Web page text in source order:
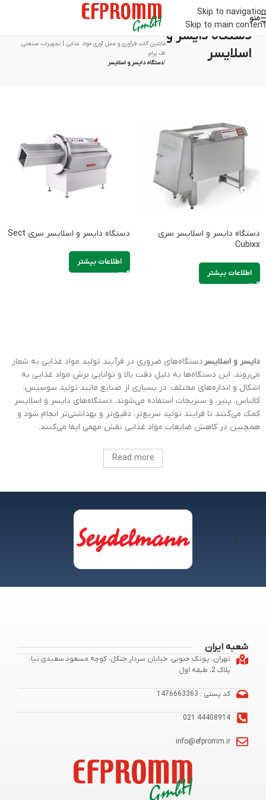
Skip to navigation
Skip to main content
منو
دستگاه دایسر و
اسلایسر
خانه/
ماشین آلات فرآوری و عمل آوری مواد غذایی | تجهیزات صنعتی
اف پرام
/دستگاه دایسر و اسلایسر
دستگاه دایسر و اسلایسر سری
Cubixx
اطلاعات بیشتر
دستگاه دایسر و اسلایسر سری Sect
اطلاعات بیشتر
دایسر و اسلایسردستگاه‌های ضروری در فرآیند تولید مواد غذایی به شمار
می‌روند. این دستگاه‌ها به دلیل دقت بالا و توانایی برش مواد غذایی به
اشکال و اندازه‌های مختلف، در بسیاری از صنایع مانند تولید سوسیس،
کالباس، پنیر، و سبزیجات استفاده می‌شوند. دستگاه‌های دایسر و اسلایسر
کمک می‌کنند تا فرایند تولید سریع‌تر، دقیق‌تر و بهداشتی‌تر انجام شود و
همچنین در کاهش ضایعات مواد غذایی نقش مهمی ایفا می‌کنند.
Read more
شعبه ایران
تهران، پونک جنوبی، خیابان سردار جنگل، کوچه مسعود سعیدی نیا،
پلاک 2، طبقه اول
کد پستی : 1476663363
44408914 021
info@efpromm.ir